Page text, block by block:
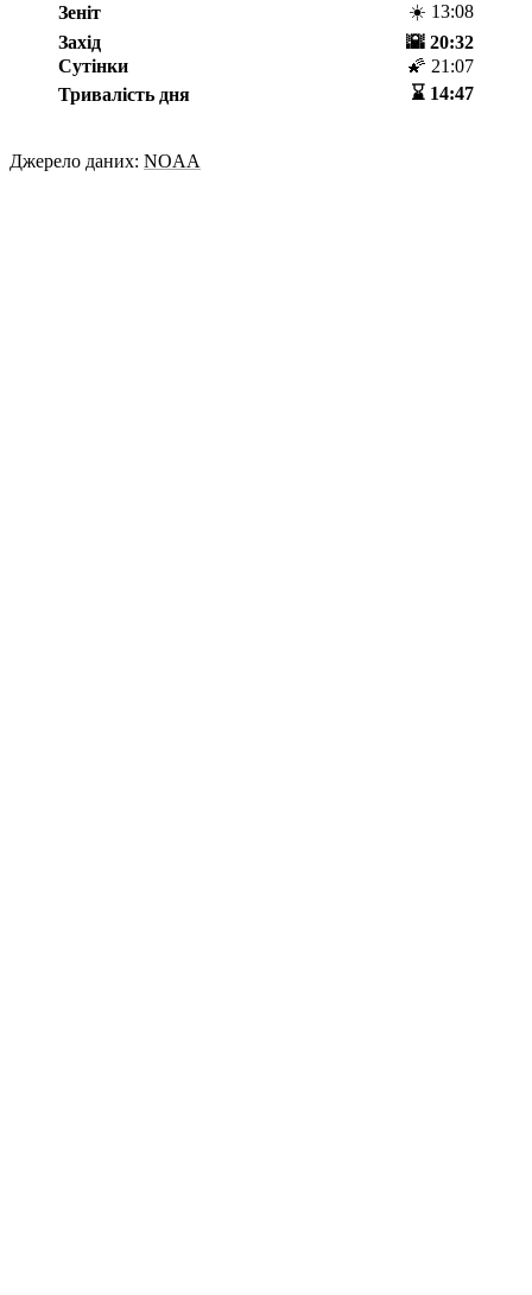
Зеніт
☀️ 13:08
Захід
🌇 20:32
Сутінки
🌠 21:07
Тривалість дня
⌛️ 14:47
Джерело даних: NOAA